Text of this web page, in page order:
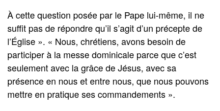
À cette question posée par le Pape lui-même, il ne
suffit pas de répondre qu’il s’agit d’un précepte de
l’Église ». « Nous, chrétiens, avons besoin de
participer à la messe dominicale parce que c’est
seulement avec la grâce de Jésus, avec sa
présence en nous et entre nous, que nous pouvons
mettre en pratique ses commandements ».